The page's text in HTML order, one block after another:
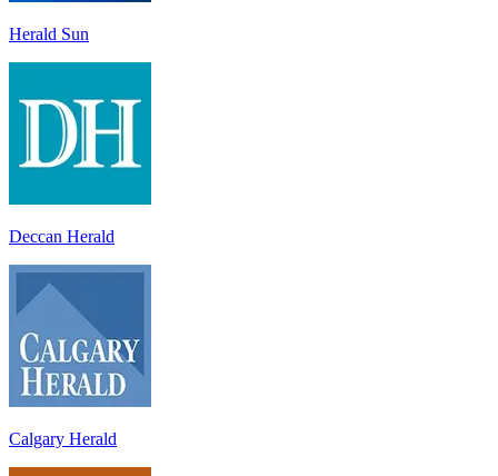
Herald Sun
Deccan Herald
Calgary Herald